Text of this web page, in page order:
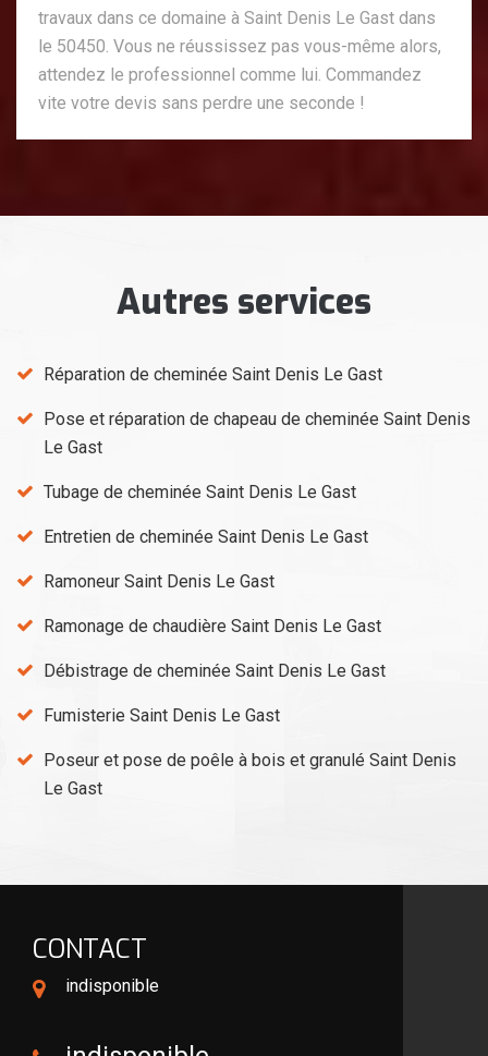
travaux dans ce domaine à Saint Denis Le Gast dans
le 50450. Vous ne réussissez pas vous-même alors,
attendez le professionnel comme lui. Commandez
vite votre devis sans perdre une seconde !
Autres services
Réparation de cheminée Saint Denis Le Gast
Pose et réparation de chapeau de cheminée Saint Denis
Le Gast
Tubage de cheminée Saint Denis Le Gast
Entretien de cheminée Saint Denis Le Gast
Ramoneur Saint Denis Le Gast
Ramonage de chaudière Saint Denis Le Gast
Débistrage de cheminée Saint Denis Le Gast
Fumisterie Saint Denis Le Gast
Poseur et pose de poêle à bois et granulé Saint Denis
Le Gast
CONTACT
indisponible